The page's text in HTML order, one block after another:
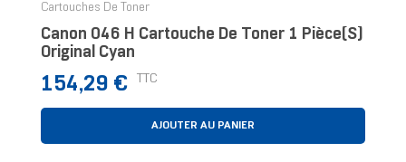
Cartouches De Toner
Canon 046 H Cartouche De Toner 1 Pièce(s)
Original Cyan
Prix
154,29 € TTC
AJOUTER AU PANIER